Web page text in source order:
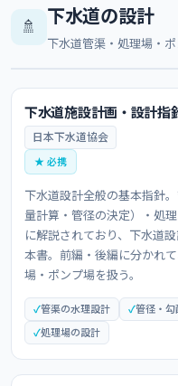
🚿 下水道の設計
下水道管渠・処理場・
下水道施設計画・設計指
日本下水道協会
★ 必携
下水道設計全般の基本指針
量計算・管径の決定）・処
に解説されており、下水道
本書。前編・後編に分かれ
場・ポンプ場を扱う。
管渠の水理設計 管径・勾
処理場の設計